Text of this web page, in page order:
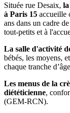
Située rue Desaix,
à Paris 15 accueille
ans dans un cadre
tout-petits et à
La salle d'activité
bébés, les moyens,
chaque tranche
Les menus de la
diététicienne,
(GEM-RCN).